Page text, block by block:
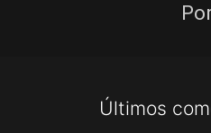
Últimos